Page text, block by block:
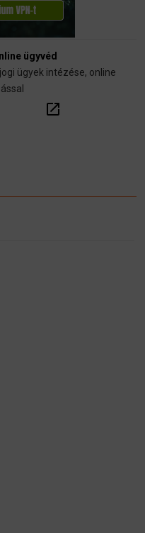
ügyvéd
ügyek intézése, online
open_in_new